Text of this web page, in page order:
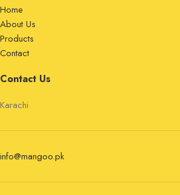
Home
About Us
Products
Contact
Contact Us
Karachi
info@mangoo.pk